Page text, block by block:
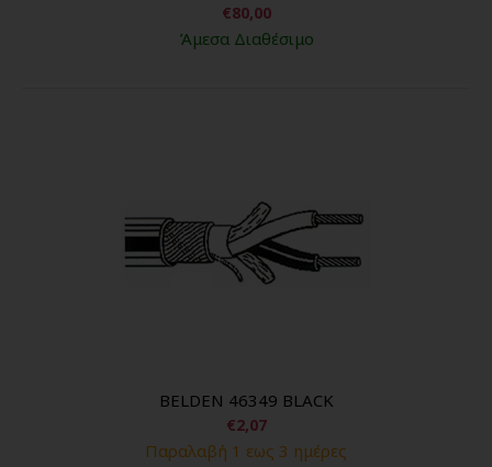
€80,00
Άμεσα Διαθέσιμο
BELDEN 46349 BLACK
€2,07
Παραλαβή 1 εως 3 ημέρες